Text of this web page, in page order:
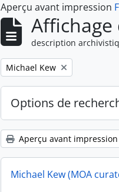
Aperçu avant impression
description
Remove filter:
Michael Kew
Options de
Aperçu avant impression
Michael Kew (MOA